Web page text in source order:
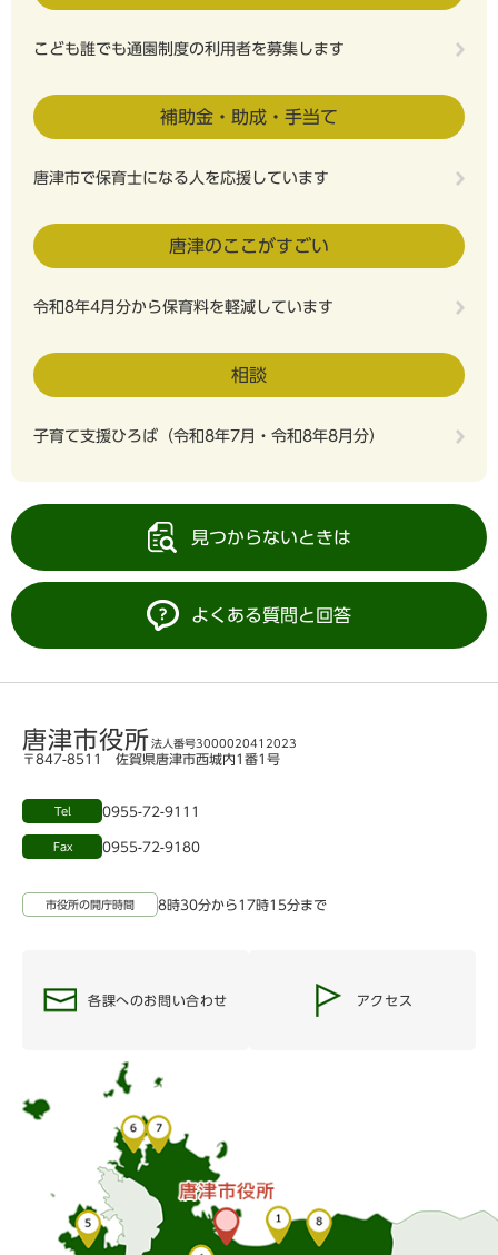
こども誰でも通園制度の利用者を募集します
補助金・助成・手当て
唐津市で保育士になる人を応援しています
唐津のここがすごい
令和8年4月分から保育料を軽減しています
相談
子育て支援ひろば（令和8年7月・令和8年8月分）
見つからないときは
よくある質問と回答
唐津市役所 法人番号3000020412023
〒847-8511 佐賀県唐津市西城内1番1号
Tel 0955-72-9111
Fax 0955-72-9180
市役所の開庁時間 8時30分から17時15分まで
各課へのお問い合わせ アクセス